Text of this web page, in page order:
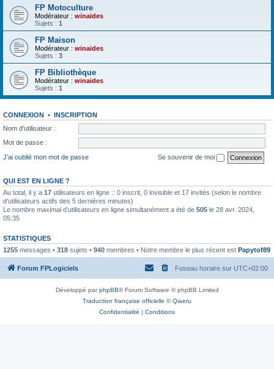
FP Motoculture
Modérateur : winaides
Sujets : 1
FP Maison
Modérateur : winaides
Sujets : 3
FP Bibliothèque
Modérateur : winaides
Sujets : 1
CONNEXION • INSCRIPTION
Nom d’utilisateur :
Mot de passe :
J’ai oublié mon mot de passe
Se souvenir de moi
QUI EST EN LIGNE ?
Au total, il y a 17 utilisateurs en ligne :: 0 inscrit, 0 invisible et 17 invités (selon le nombre
d’utilisateurs actifs des 5 dernières minutes)
Le nombre maximal d’utilisateurs en ligne simultanément a été de 505 le 28 avr. 2024,
05:35
STATISTIQUES
1255 messages • 318 sujets • 940 membres • Notre membre le plus récent est Papytof89
Forum FPLogiciels Fuseau horaire sur UTC+02:00
Développé parphpBB® Forum Software © phpBB Limited
Traduction française officielle ©Qiaeru
Confidentialité | Conditions